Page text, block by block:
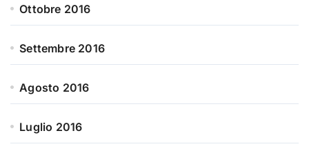
Ottobre 2016
Settembre 2016
Agosto 2016
Luglio 2016